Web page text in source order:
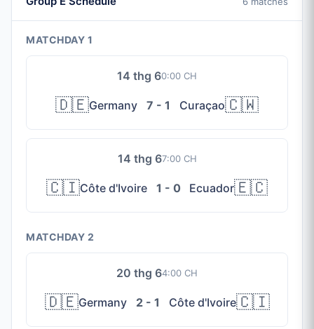
MATCHDAY 1
14 thg 60:00 CH
🇩🇪Germany 7 - 1 Curaçao🇨🇼
14 thg 67:00 CH
🇨🇮Côte d'Ivoire 1 - 0 Ecuador🇪🇨
MATCHDAY 2
20 thg 64:00 CH
🇩🇪Germany 2 - 1 Côte d'Ivoire🇨🇮